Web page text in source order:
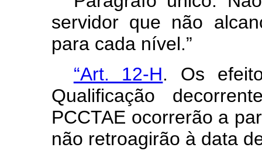
servidor que não
para cada nível.”
“Art. 12-H. Os
Qualificação
PCCTAE ocorrerão a
não retroagirão à data